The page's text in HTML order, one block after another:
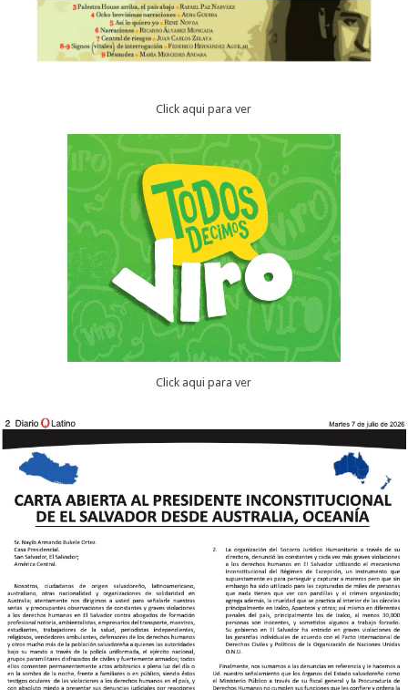
Click aqui para ver
Click aqui para ver